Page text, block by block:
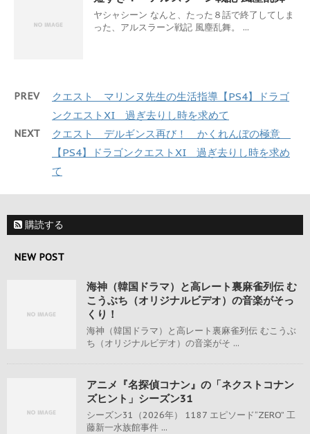
ヤシャシーン なんと、たった８話で終了してしま
った、アルスラーン戦記 風塵乱舞。 ...
PREV
クエスト マリンヌ先生の生活指導【PS4】ドラゴ
ンクエストXI 過ぎ去りし時を求めて
NEXT
クエスト デルギンス再び！ かくれんぼの極意
【PS4】ドラゴンクエストXI 過ぎ去りし時を求め
て
購読する
NEW POST
海神（韓国ドラマ）と高レート裏麻雀列伝 む
こうぶち（オリジナルビデオ）の音楽がそっ
くり！
海神（韓国ドラマ）と高レート裏麻雀列伝 むこうぶ
ち（オリジナルビデオ）の音楽がそ ...
アニメ『名探偵コナン』の「ネクストコナン
ズヒント」シーズン31
シーズン31（2026年） 1187 エピソード“ZERO” 工
藤新一水族館事件 ...